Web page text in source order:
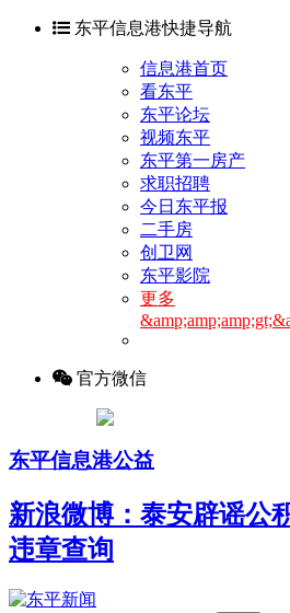
东平信息港快捷导航
信息港首页
看东平
东平论坛
视频东平
东平第一房产
求职招聘
今日东平报
二手房
创卫网
东平影院
更多
官方微信
东平信息港公益
新浪微博：泰安辟谣公
违章查询